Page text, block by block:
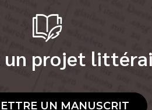
un projet
UN MANUSCRIT